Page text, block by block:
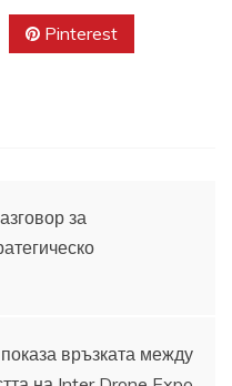
Pinterest
за
връзката между